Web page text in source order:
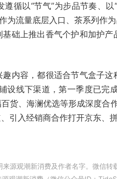
循以“节气”为步品节奏、以
为流量底层入口、茶系列作
础上推出香气个护和加护产
内容，都很适合节气盒子这
设线下渠道，第一季度已完
货、海澜优选等形成深度合
引入经销商合作打开京东、
源观潮新消费及作者名字。微信转